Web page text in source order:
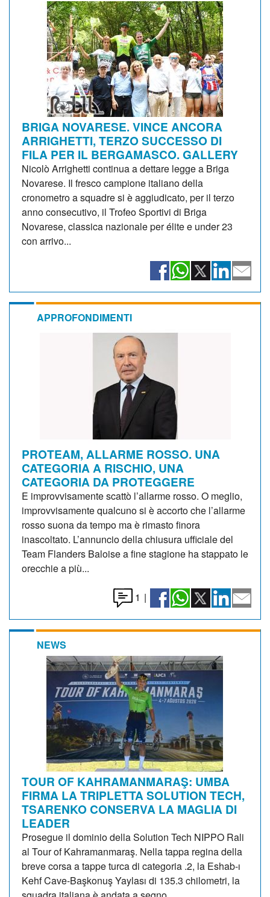
BRIGA NOVARESE. VINCE ANCORA
ARRIGHETTI, TERZO SUCCESSO DI
FILA PER IL BERGAMASCO. GALLERY
Nicolò Arrighetti continua a dettare legge a Briga
Novarese. Il fresco campione italiano della
cronometro a squadre si è aggiudicato, per il terzo
anno consecutivo, il Trofeo Sportivi di Briga
Novarese, classica nazionale per élite e under 23
con arrivo...
APPROFONDIMENTI
PROTEAM, ALLARME ROSSO. UNA
CATEGORIA A RISCHIO, UNA
CATEGORIA DA PROTEGGERE
E improvvisamente scattò l’allarme rosso. O meglio,
improvvisamente qualcuno si è accorto che l’allarme
rosso suona da tempo ma è rimasto finora
inascoltato. L’annuncio della chiusura ufficiale del
Team Flanders Baloise a fine stagione ha stappato le
orecchie a più...
1 |
NEWS
TOUR OF KAHRAMANMARAŞ: UMBA
FIRMA LA TRIPLETTA SOLUTION TECH,
TSARENKO CONSERVA LA MAGLIA DI
LEADER
Prosegue il dominio della Solution Tech NIPPO Rali
al Tour of Kahramanmaraş. Nella tappa regina della
breve corsa a tappe turca di categoria .2, la Eshab-ı
Kehf Cave-Başkonuş Yaylası di 135.3 chilometri, la